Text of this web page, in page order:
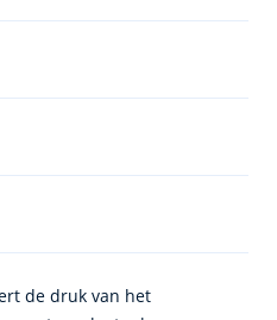
de druk van het